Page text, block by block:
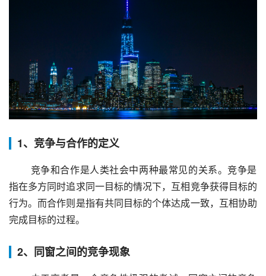
1、竞争与合作的定义
指在多方同时追求同一目标的情况下，互相竞争获得目标的
行为。而合作则是指有共同目标的个体达成一致，互相协助
完成目标的过程。
2、同窗之间的竞争现象